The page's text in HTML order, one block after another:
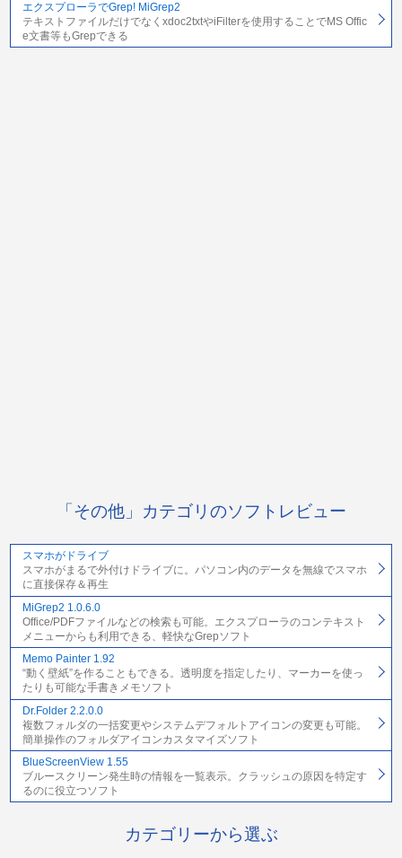
エクスプローラでGrep! MiGrep2
テキストファイルだけでなくxdoc2txtやiFilterを使用することでMS Offic
e文書等もGrepできる
「その他」カテゴリのソフトレビュー
スマホがドライブ
スマホがまるで外付けドライブに。パソコン内のデータを無線でスマホ
に直接保存＆再生
MiGrep2 1.0.6.0
Office/PDFファイルなどの検索も可能。エクスプローラのコンテキスト
メニューからも利用できる、軽快なGrepソフト
Memo Painter 1.92
“動く壁紙”を作ることもできる。透明度を指定したり、マーカーを使っ
たりも可能な手書きメモソフト
Dr.Folder 2.2.0.0
複数フォルダの一括変更やシステムデフォルトアイコンの変更も可能。
簡単操作のフォルダアイコンカスタマイズソフト
BlueScreenView 1.55
ブルースクリーン発生時の情報を一覧表示。クラッシュの原因を特定す
るのに役立つソフト
カテゴリーから選ぶ